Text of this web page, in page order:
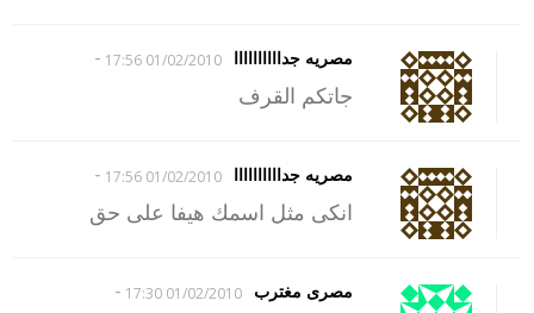
مصريه جداااااااااا 01/02/2010 17:56
-
جاتكم القرف
مصريه جداااااااااا 01/02/2010 17:56
-
انكى مثل اسمك هيفا على حق
مصرى مغترب 01/02/2010 17:30
-